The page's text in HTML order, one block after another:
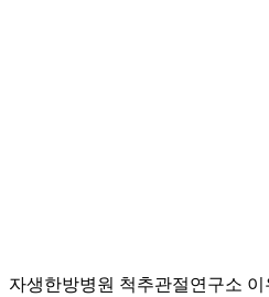
자생한방병원 척추관절연구소